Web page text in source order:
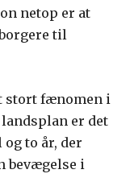
netop er at
til
stort fænomen i
er det
to år, der
bevægelse i